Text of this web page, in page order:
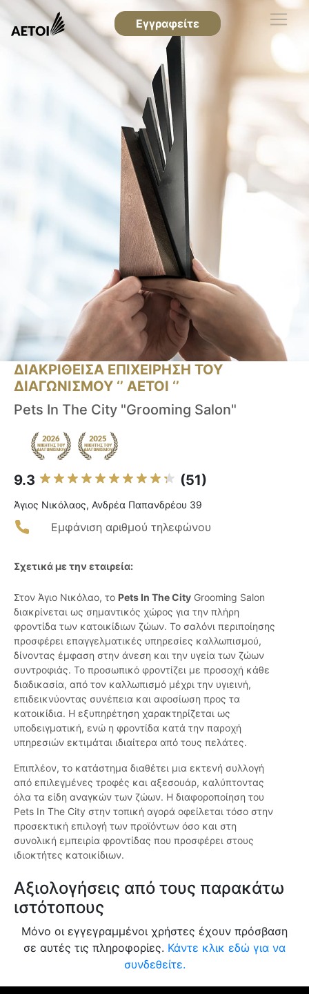
Εγγραφείτε
ΔΙΑΚΡΙΘΕΙΣΑ ΕΠΙΧΕΙΡΗΣΗ ΤΟΥ
ΔΙΑΓΩΝΙΣΜΟΥ ‘’ ΑΕΤΟΙ ‘’
Pets In The City "Grooming Salon"
9.3 (51)
Άγιος Νικόλαος, Ανδρέα Παπανδρέου 39
Εμφάνιση αριθμού τηλεφώνου
Σχετικά με την εταιρεία:
Στον Άγιο Νικόλαο, το Pets In The City Grooming Salon
διακρίνεται ως σημαντικός χώρος για την πλήρη
φροντίδα των κατοικίδιων ζώων. Το σαλόνι περιποίησης
προσφέρει επαγγελματικές υπηρεσίες καλλωπισμού,
δίνοντας έμφαση στην άνεση και την υγεία των ζώων
συντροφιάς. Το προσωπικό φροντίζει με προσοχή κάθε
διαδικασία, από τον καλλωπισμό μέχρι την υγιεινή,
επιδεικνύοντας συνέπεια και αφοσίωση προς τα
κατοικίδια. Η εξυπηρέτηση χαρακτηρίζεται ως
υποδειγματική, ενώ η φροντίδα κατά την παροχή
υπηρεσιών εκτιμάται ιδιαίτερα από τους πελάτες.
Επιπλέον, το κατάστημα διαθέτει μια εκτενή συλλογή
από επιλεγμένες τροφές και αξεσουάρ, καλύπτοντας
όλα τα είδη αναγκών των ζώων. Η διαφοροποίηση του
Pets In The City στην τοπική αγορά οφείλεται τόσο στην
προσεκτική επιλογή των προϊόντων όσο και στη
συνολική εμπειρία φροντίδας που προσφέρει στους
ιδιοκτήτες κατοικίδιων.
Αξιολογήσεις από τους παρακάτω
ιστότοπους
Μόνο οι εγγεγραμμένοι χρήστες έχουν πρόσβαση
σε αυτές τις πληροφορίες. Κάντε κλικ εδώ για να
συνδεθείτε.